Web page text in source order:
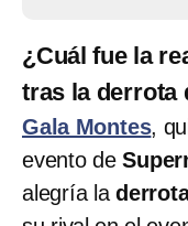
¿Cuál fue la
tras la derrota
Gala Montes,
evento de
alegría la